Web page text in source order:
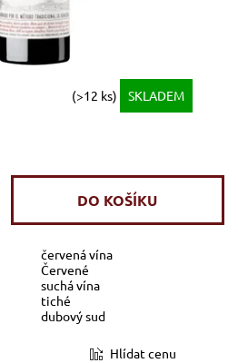
(>12 ks) SKLADEM
červená vína
Červené
suchá vína
tiché
dubový sud
Hlídat cenu